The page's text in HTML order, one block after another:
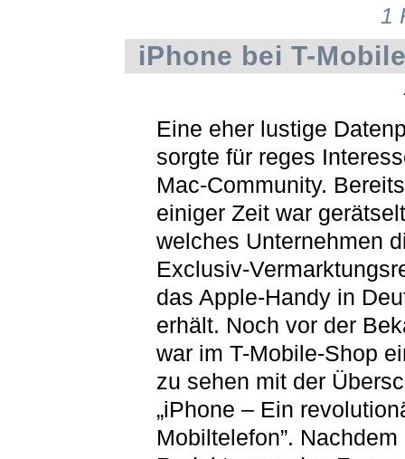
1
iPhone bei T-
Eine eher lustige
sorgte für reges
Mac-Community.
einiger Zeit war
welches Unternehmen
Exclusiv-
das Apple-Handy in
erhält. Noch vor der
war im T-Mobile-Shop
zu sehen mit der
„iPhone – Ein
Mobiltelefon”. Nachdem